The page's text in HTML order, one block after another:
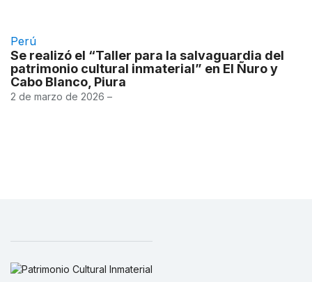
Perú
Se realizó el “Taller para la salvaguardia del
patrimonio cultural inmaterial” en El Ñuro y
Cabo Blanco, Piura
2 de marzo de 2026 –